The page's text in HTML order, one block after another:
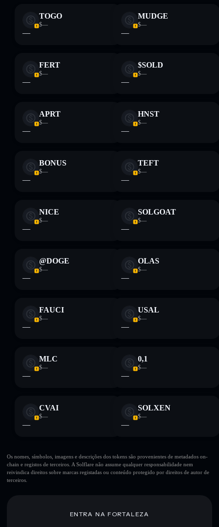
TOGO
$—
—
MUDGE
$—
—
FERT
$—
—
$SOLD
$—
—
APRT
$—
—
HNST
$—
—
BONUS
$—
—
TEFT
$—
—
NICE
$—
—
SOLGOAT
$—
—
@DOGE
$—
—
OLAS
$—
—
FAUCI
$—
—
USAL
$—
—
MLC
$—
—
0,1
$—
—
CVAI
$—
—
SOLXEN
$—
—
Os nomes, símbolos, imagens e descrições dos tokens são provenientes de metadados on-
chain e registos de terceiros. A Solflare não assume qualquer responsabilidade nem
reivindica direitos sobre marcas registadas ou conteúdo protegido por direitos de autor de
terceiros.
ENTRA NA FORTALEZA